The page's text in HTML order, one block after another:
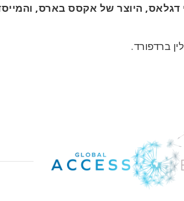
דגלאס, היוצר של אקסס בארס,
ברדפורד.